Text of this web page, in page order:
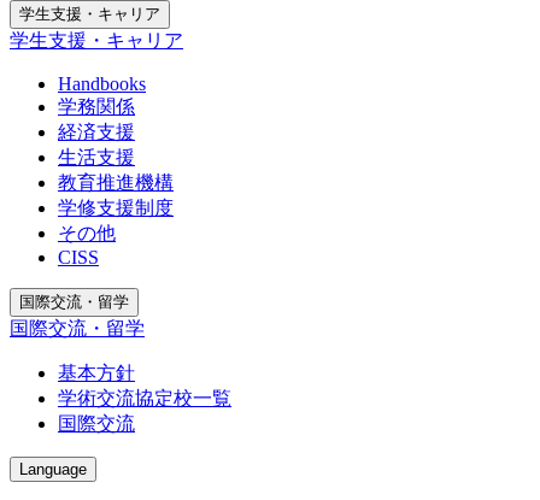
学生支援・キャリア
学生支援・キャリア
Handbooks
学務関係
経済支援
生活支援
教育推進機構
学修支援制度
その他
CISS
国際交流・留学
国際交流・留学
基本方針
学術交流協定校一覧
国際交流
Language